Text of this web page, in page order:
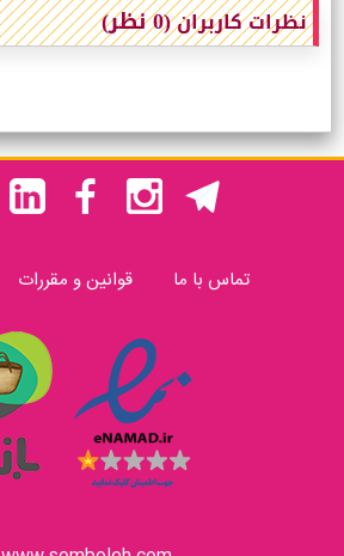
نظرات کاربران(0 نظر)
تماس با ما قوانین و مقررات